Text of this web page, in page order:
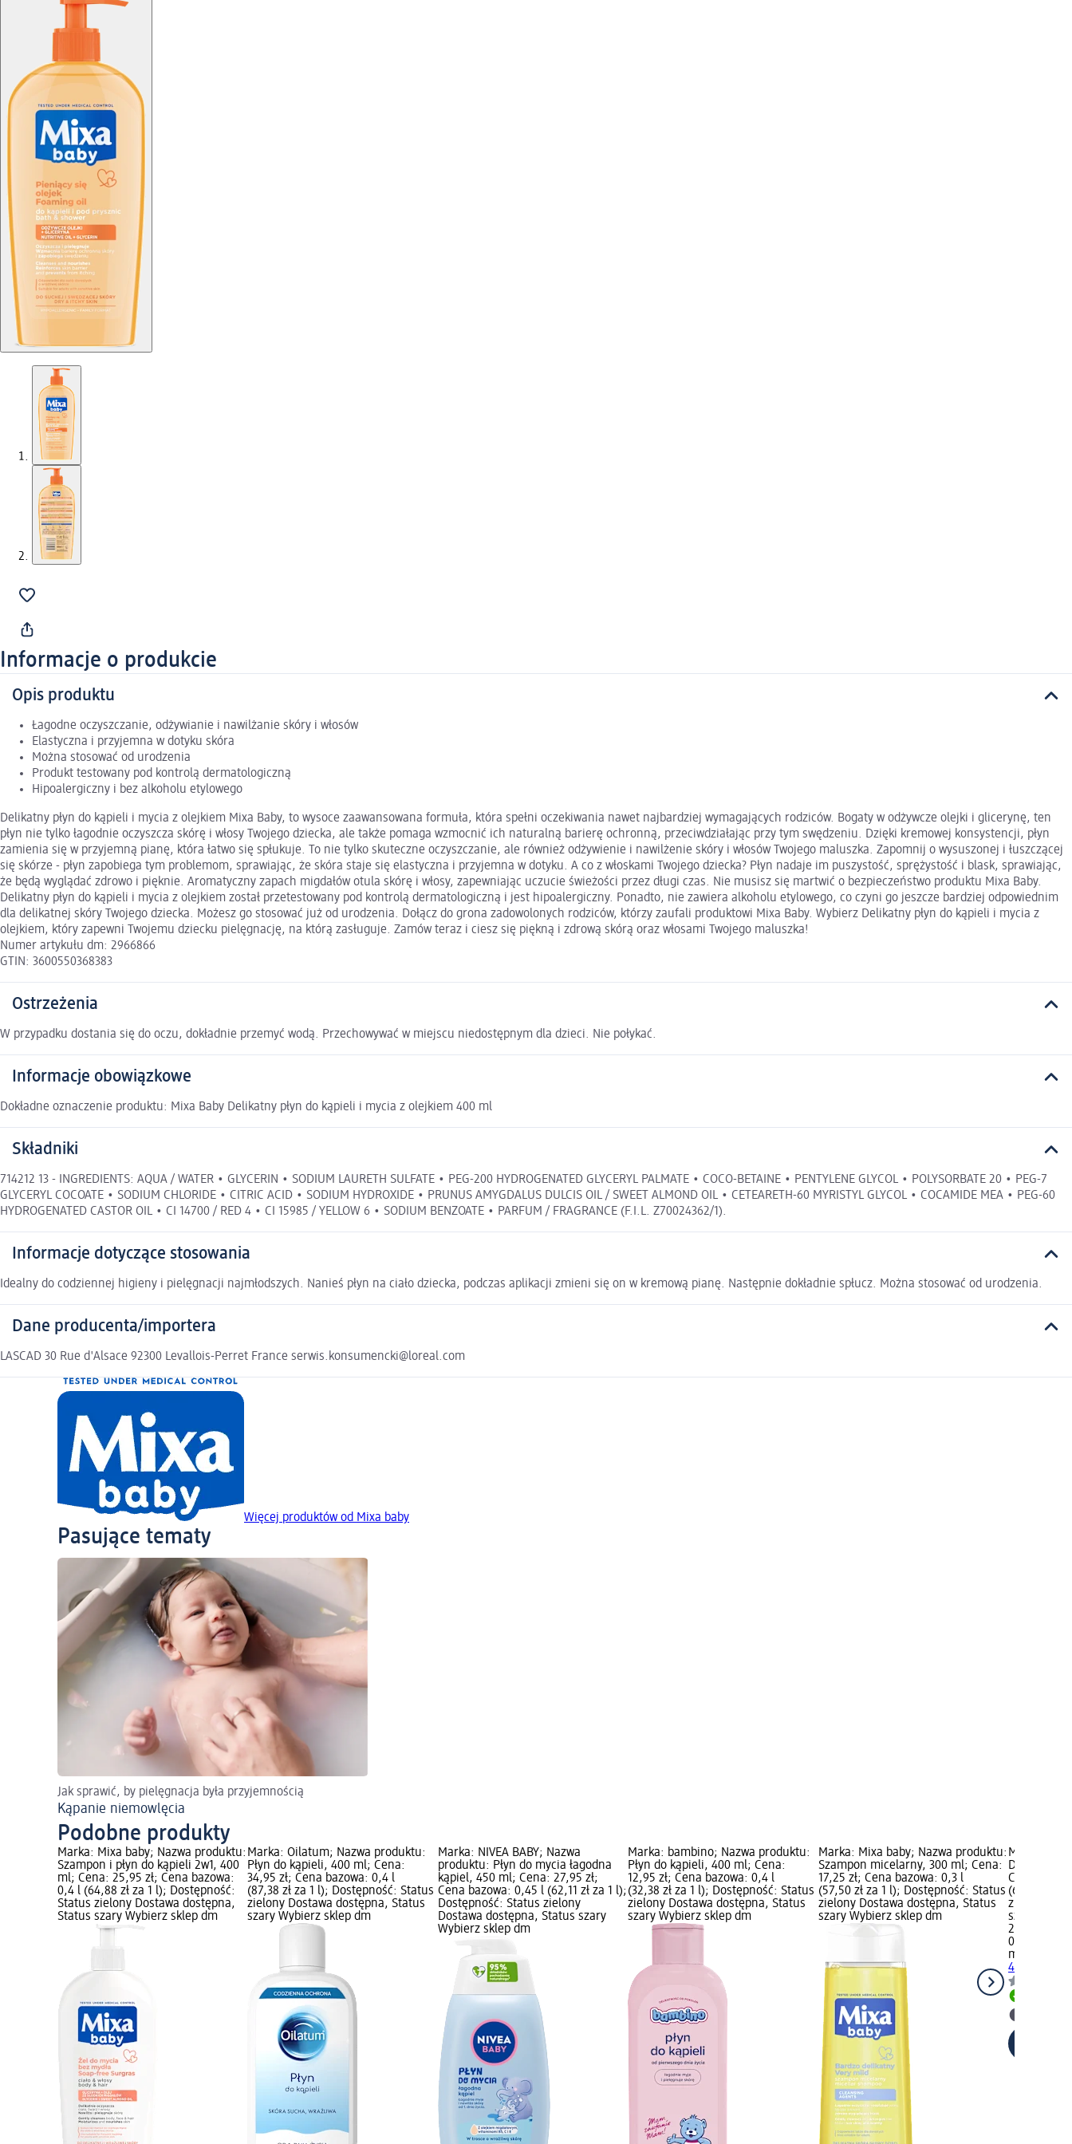
Informacje o produkcie
Opis produktu
Łagodne oczyszczanie, odżywianie i nawilżanie skóry i włosów
Elastyczna i przyjemna w dotyku skóra
Można stosować od urodzenia
Produkt testowany pod kontrolą dermatologiczną
Hipoalergiczny i bez alkoholu etylowego
Delikatny płyn do kąpieli i mycia z olejkiem Mixa Baby, to wysoce zaawansowana formuła, która spełni oczekiwania nawet najbardziej wymagających rodziców. Bogaty w odżywcze olejki i glicerynę, ten
płyn nie tylko łagodnie oczyszcza skórę i włosy Twojego dziecka, ale także pomaga wzmocnić ich naturalną barierę ochronną, przeciwdziałając przy tym swędzeniu. Dzięki kremowej konsystencji, płyn
zamienia się w przyjemną pianę, która łatwo się spłukuje. To nie tylko skuteczne oczyszczanie, ale również odżywienie i nawilżenie skóry i włosów Twojego maluszka. Zapomnij o wysuszonej i łuszczącej
się skórze - płyn zapobiega tym problemom, sprawiając, że skóra staje się elastyczna i przyjemna w dotyku. A co z włoskami Twojego dziecka? Płyn nadaje im puszystość, sprężystość i blask, sprawiając,
że będą wyglądać zdrowo i pięknie. Aromatyczny zapach migdałów otula skórę i włosy, zapewniając uczucie świeżości przez długi czas. Nie musisz się martwić o bezpieczeństwo produktu Mixa Baby.
Delikatny płyn do kąpieli i mycia z olejkiem został przetestowany pod kontrolą dermatologiczną i jest hipoalergiczny. Ponadto, nie zawiera alkoholu etylowego, co czyni go jeszcze bardziej odpowiednim
dla delikatnej skóry Twojego dziecka. Możesz go stosować już od urodzenia. Dołącz do grona zadowolonych rodziców, którzy zaufali produktowi Mixa Baby. Wybierz Delikatny płyn do kąpieli i mycia z
olejkiem, który zapewni Twojemu dziecku pielęgnację, na którą zasługuje. Zamów teraz i ciesz się piękną i zdrową skórą oraz włosami Twojego maluszka!
Numer artykułu dm: 2966866
GTIN: 3600550368383
Ostrzeżenia
W przypadku dostania się do oczu, dokładnie przemyć wodą. Przechowywać w miejscu niedostępnym dla dzieci. Nie połykać.
Informacje obowiązkowe
Dokładne oznaczenie produktu: Mixa Baby Delikatny płyn do kąpieli i mycia z olejkiem 400 ml
Składniki
714212 13 - INGREDIENTS: AQUA / WATER • GLYCERIN • SODIUM LAURETH SULFATE • PEG-200 HYDROGENATED GLYCERYL PALMATE • COCO-BETAINE • PENTYLENE GLYCOL • POLYSORBATE 20 • PEG-7
GLYCERYL COCOATE • SODIUM CHLORIDE • CITRIC ACID • SODIUM HYDROXIDE • PRUNUS AMYGDALUS DULCIS OIL / SWEET ALMOND OIL • CETEARETH-60 MYRISTYL GLYCOL • COCAMIDE MEA • PEG-60
HYDROGENATED CASTOR OIL • CI 14700 / RED 4 • CI 15985 / YELLOW 6 • SODIUM BENZOATE • PARFUM / FRAGRANCE (F.I.L. Z70024362/1).
Informacje dotyczące stosowania
Idealny do codziennej higieny i pielęgnacji najmłodszych. Nanieś płyn na ciało dziecka, podczas aplikacji zmieni się on w kremową pianę. Następnie dokładnie spłucz. Można stosować od urodzenia.
Dane producenta/importera
LASCAD 30 Rue d'Alsace 92300 Levallois-Perret France serwis.konsumencki@loreal.com
Więcej produktów od Mixa baby
Pasujące tematy
Jak sprawić, by pielęgnacja była przyjemnością
Kąpanie niemowlęcia
Podobne produkty
Marka: Mixa baby; Nazwa produktu:
Szampon i płyn do kąpieli 2w1, 400
ml; Cena: 25,95 zł; Cena bazowa:
0,4 l (64,88 zł za 1 l); Dostępność:
Status zielony Dostawa dostępna,
Status szary Wybierz sklep dm
Marka: Oilatum; Nazwa produktu:
Płyn do kąpieli, 400 ml; Cena:
34,95 zł; Cena bazowa: 0,4 l
(87,38 zł za 1 l); Dostępność: Status
zielony Dostawa dostępna, Status
szary Wybierz sklep dm
Marka: NIVEA BABY; Nazwa
produktu: Płyn do mycia łagodna
kąpiel, 450 ml; Cena: 27,95 zł;
Cena bazowa: 0,45 l (62,11 zł za 1 l);
Dostępność: Status zielony
Dostawa dostępna, Status szary
Wybierz sklep dm
Marka: bambino; Nazwa produktu:
Płyn do kąpieli, 400 ml; Cena:
12,95 zł; Cena bazowa: 0,4 l
(32,38 zł za 1 l); Dostępność: Status
zielony Dostawa dostępna, Status
szary Wybierz sklep dm
Marka: Mixa baby; Nazwa produktu:
Szampon micelarny, 300 ml; Cena:
17,25 zł; Cena bazowa: 0,3 l
(57,50 zł za 1 l); Dostępność: Status
zielony Dostawa dostępna, Status
szary Wybierz sklep dm
Marka:
Delikatny
Cena:
(62,38 zł
zielony
szary
24,95 zł
0,4 l (62,38
momme
400 ml